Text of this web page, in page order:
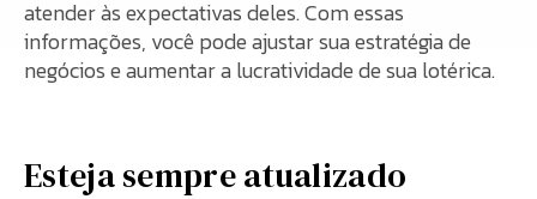
atender às expectativas deles. Com essas
informações, você pode ajustar sua estratégia de
negócios e aumentar a lucratividade de sua lotérica.
Esteja sempre atualizado